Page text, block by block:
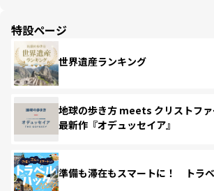
特設ページ
世界遺産ランキング
地球の歩き方 meets クリストフ
最新作『オデュッセイア』
準備も滞在もスマートに！ トラ